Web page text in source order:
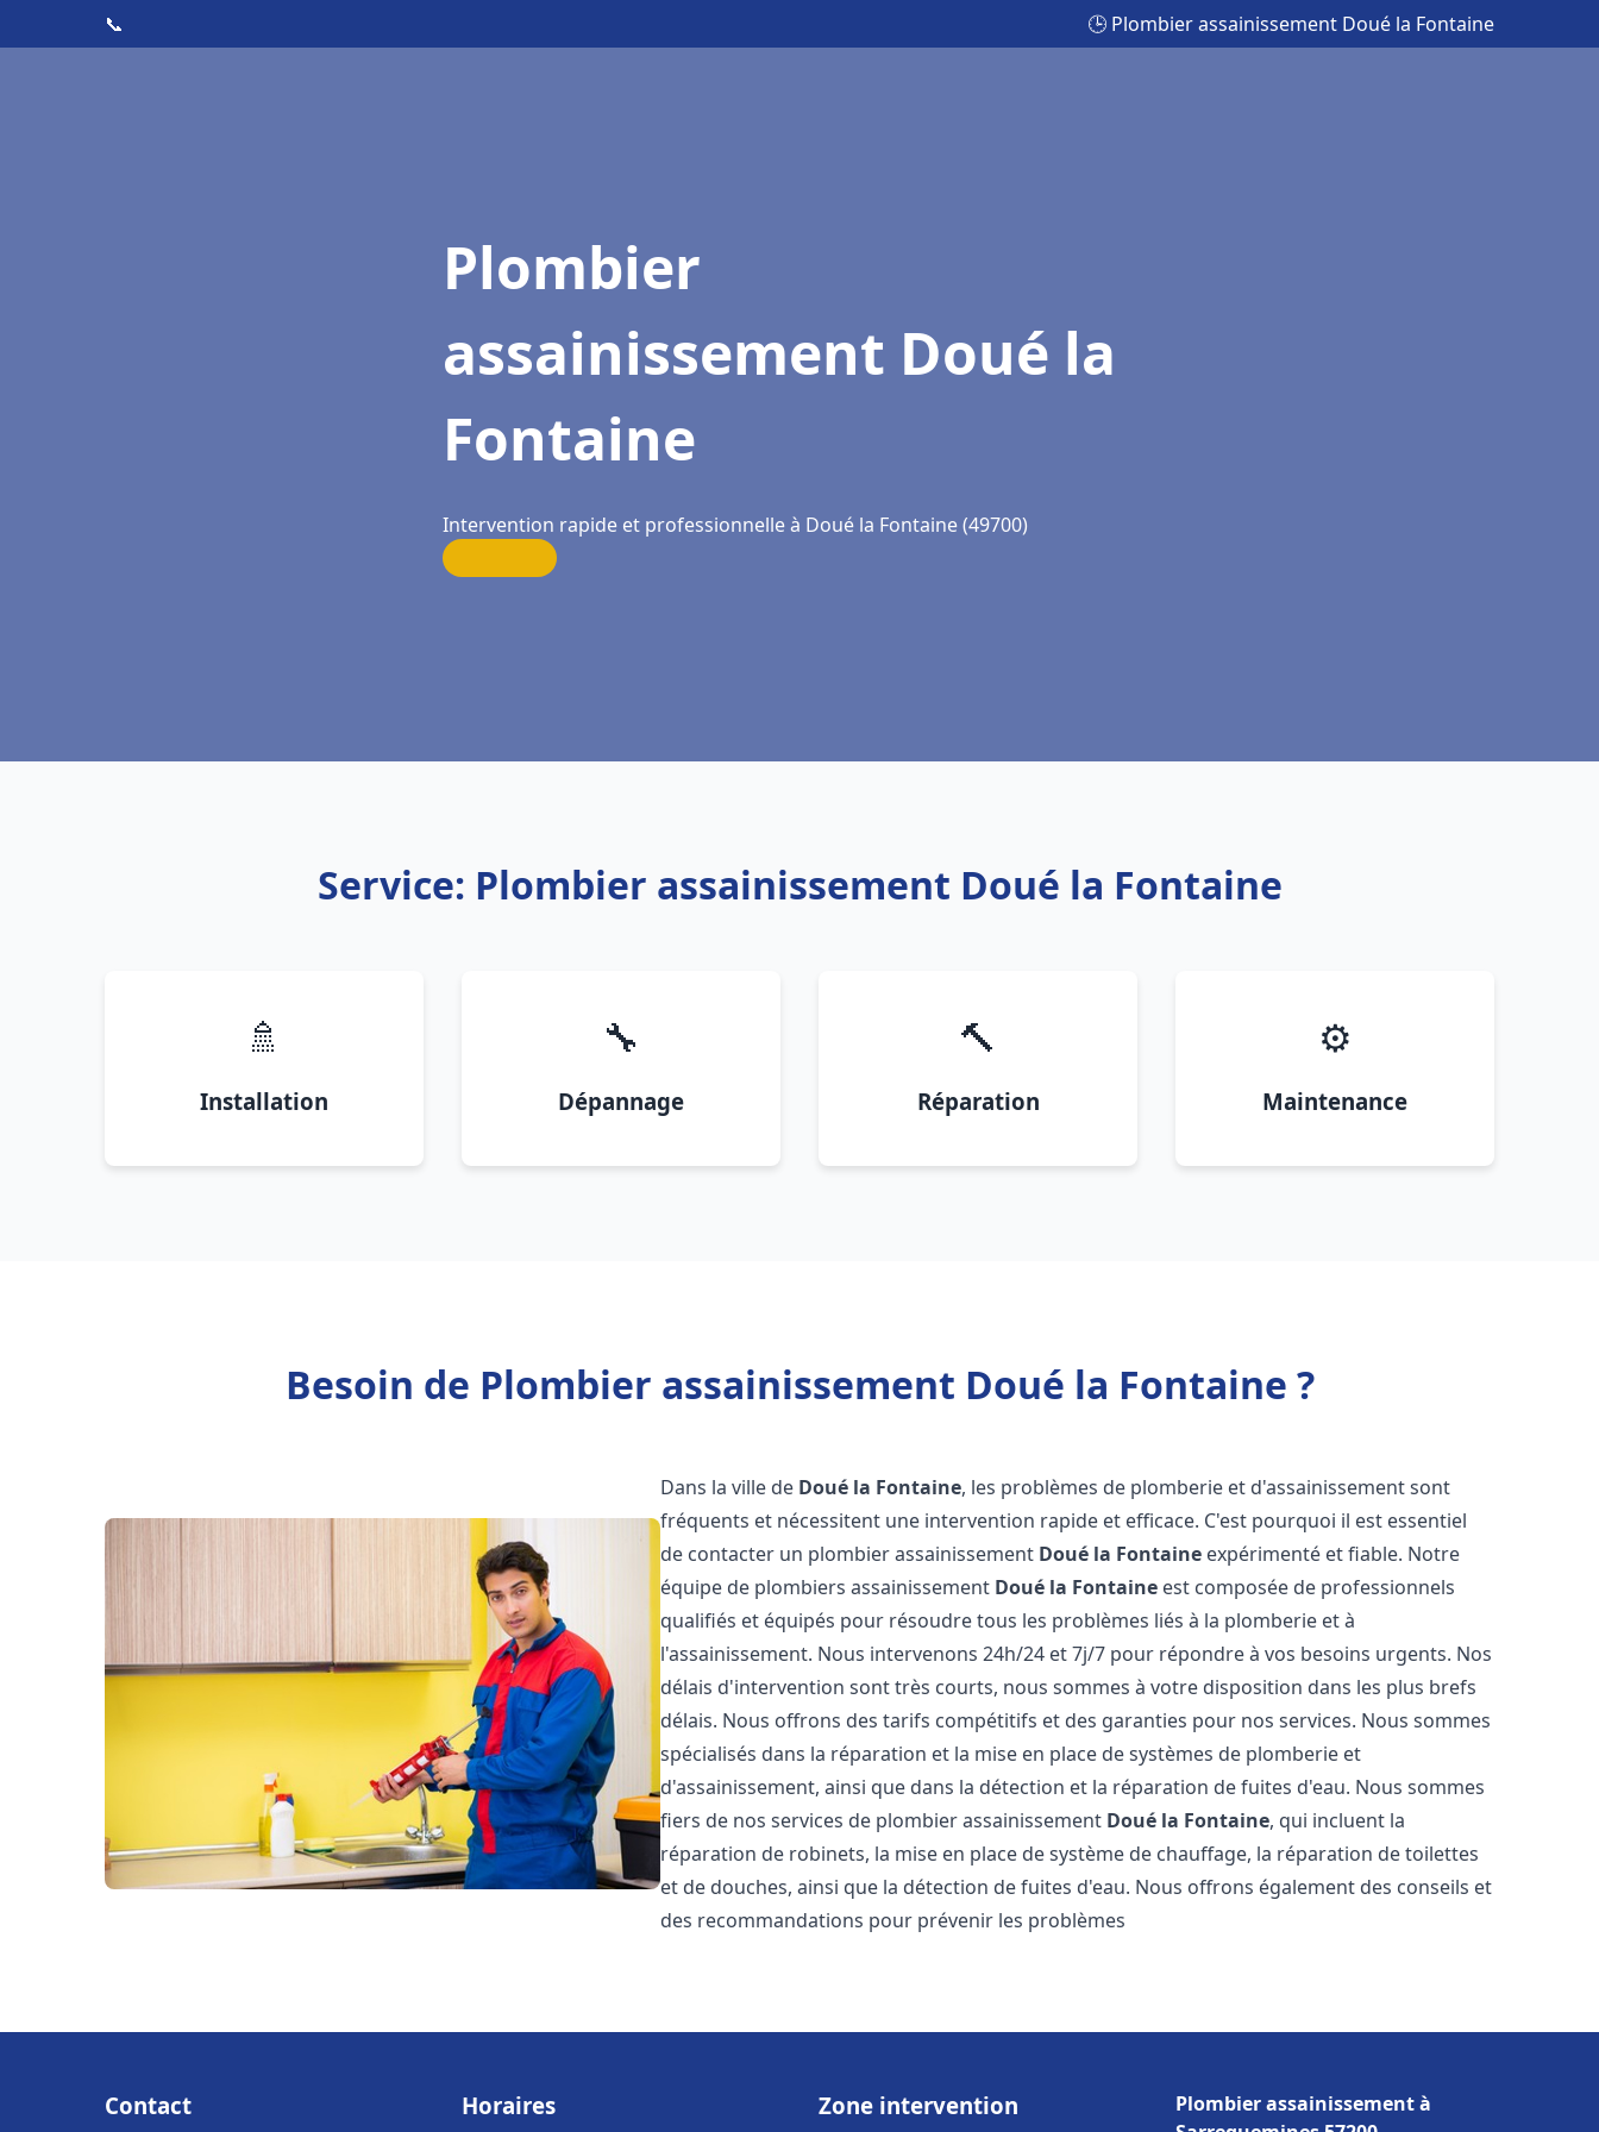
📞 🕒 Plombier assainissement Doué la Fontaine
Plombier
assainissement Doué la
Fontaine
Intervention rapide et professionnelle à Doué la Fontaine (49700)
Service: Plombier assainissement Doué la Fontaine
🚿
Installation
🔧
Dépannage
🔨
Réparation
⚙️
Maintenance
Besoin de Plombier assainissement Doué la Fontaine ?
Dans la ville de Doué la Fontaine, les problèmes de plomberie et d'assainissement sont
fréquents et nécessitent une intervention rapide et efficace. C'est pourquoi il est essentiel
de contacter un plombier assainissement Doué la Fontaine expérimenté et fiable. Notre
équipe de plombiers assainissement Doué la Fontaine est composée de professionnels
qualifiés et équipés pour résoudre tous les problèmes liés à la plomberie et à
l'assainissement. Nous intervenons 24h/24 et 7j/7 pour répondre à vos besoins urgents. Nos
délais d'intervention sont très courts, nous sommes à votre disposition dans les plus brefs
délais. Nous offrons des tarifs compétitifs et des garanties pour nos services. Nous sommes
spécialisés dans la réparation et la mise en place de systèmes de plomberie et
d'assainissement, ainsi que dans la détection et la réparation de fuites d'eau. Nous sommes
fiers de nos services de plombier assainissement Doué la Fontaine, qui incluent la
réparation de robinets, la mise en place de système de chauffage, la réparation de toilettes
et de douches, ainsi que la détection de fuites d'eau. Nous offrons également des conseils et
des recommandations pour prévenir les problèmes
Contact Horaires Zone intervention
Plombier assainissement à